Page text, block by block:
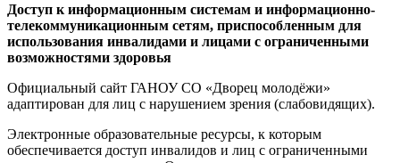
Доступ к информационным системам и информационно-
телекоммуникационным сетям, приспособленным для
использования инвалидами и лицами с ограниченными
возможностями здоровья
Официальный сайт ГАНОУ СО «Дворец молодёжи»
адаптирован для лиц с нарушением зрения (слабовидящих).
Электронные образовательные ресурсы, к которым
обеспечивается доступ инвалидов и лиц с ограниченными